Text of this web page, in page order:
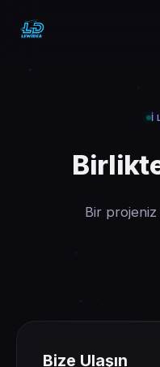
Bir projeniz
Bize Ulaşın